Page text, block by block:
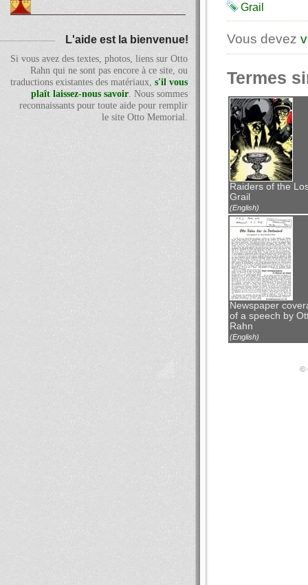
Grail
Vous devez
Termes
Raiders of the
Grail
(English)
Newspaper
of a speech by
Rahn
(English)
L'aide est la bienvenue!
Si vous avez des textes, photos, liens sur Otto
Rahn qui ne sont pas encore à ce site, ou
traductions existantes des matériaux, s'il vous
plaît laissez-nous savoir. Nous sommes
reconnaissants pour toute aide pour remplir
le site Otto Memorial.
©